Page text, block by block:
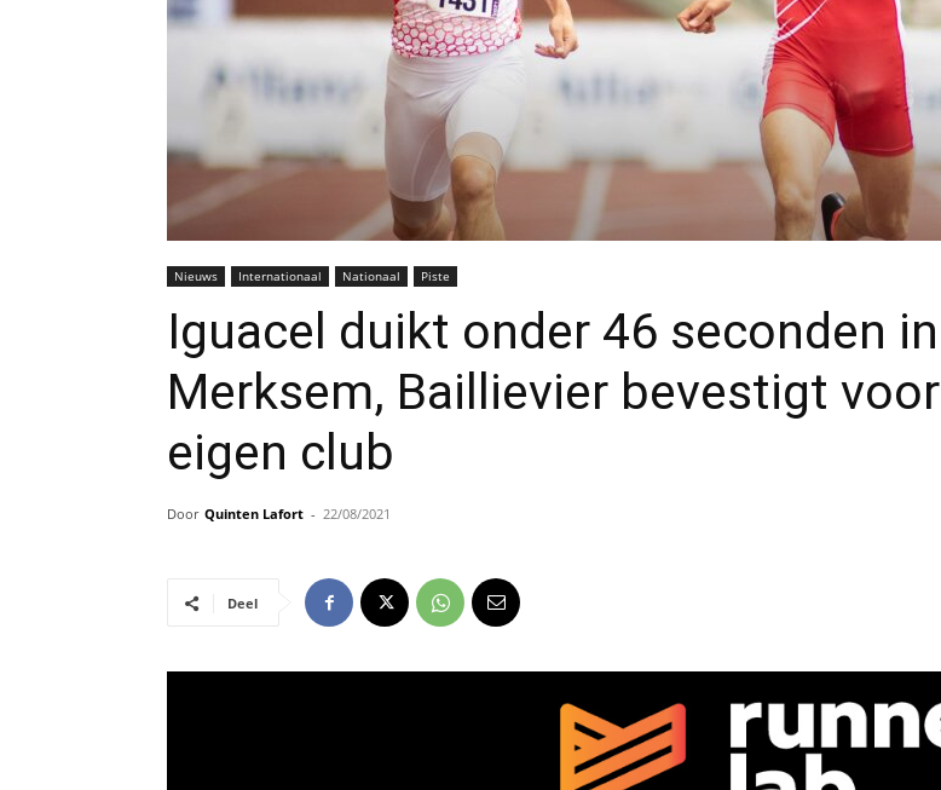
Nieuws Internationaal Nationaal Piste
Iguacel duikt onder 46 seconden in
Merksem, Baillievier bevestigt voor
eigen club
Door Quinten Lafort - 22/08/2021
Deel